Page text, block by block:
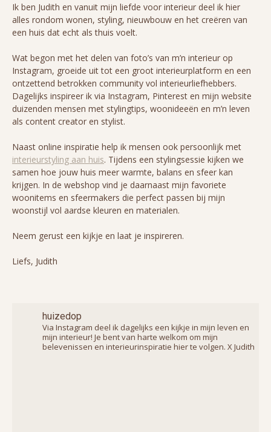
Ik ben Judith en vanuit mijn liefde voor interieur deel ik hier
alles rondom wonen, styling, nieuwbouw en het creëren van
een huis dat echt als thuis voelt.
Wat begon met het delen van foto’s van m’n interieur op
Instagram, groeide uit tot een groot interieurplatform en een
ontzettend betrokken community vol interieurliefhebbers.
Dagelijks inspireer ik via Instagram, Pinterest en mijn website
duizenden mensen met stylingtips, woonideeën en m’n leven
als content creator en stylist.
Naast online inspiratie help ik mensen ook persoonlijk met
interieurstyling aan huis. Tijdens een stylingsessie kijken we
samen hoe jouw huis meer warmte, balans en sfeer kan
krijgen. In de webshop vind je daarnaast mijn favoriete
woonitems en sfeermakers die perfect passen bij mijn
woonstijl vol aardse kleuren en materialen.
Neem gerust een kijkje en laat je inspireren.
Liefs, Judith
huizedop
Via Instagram deel ik dagelijks een kijkje in mijn leven en
mijn interieur! Je bent van harte welkom om mijn
belevenissen en interieurinspiratie hier te volgen. X Judith